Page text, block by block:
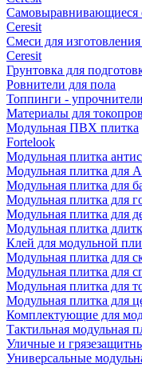
Самовыравнивающиеся
Ceresit
Смеси для
Ceresit
Грунтовка для
Ровнители для пола
Топпинги -
Материалы для
Модульная ПВХ плитка
Fortelook
Модульная плитка
Модульная плитка для
Модульная плитка для
Модульная плитка для
Модульная плитка для
Модульная плитка
Клей для модульной
Модульная плитка для
Модульная плитка для
Модульная плитка для
Модульная плитка для
Комплектующие для
Тактильная модульная
Уличные и
Универсальные